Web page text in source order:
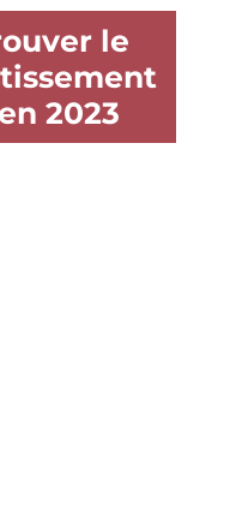
le
2023